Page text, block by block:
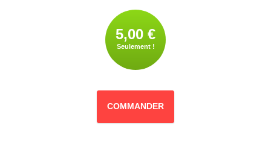
5,00 €
Seulement !
COMMANDER